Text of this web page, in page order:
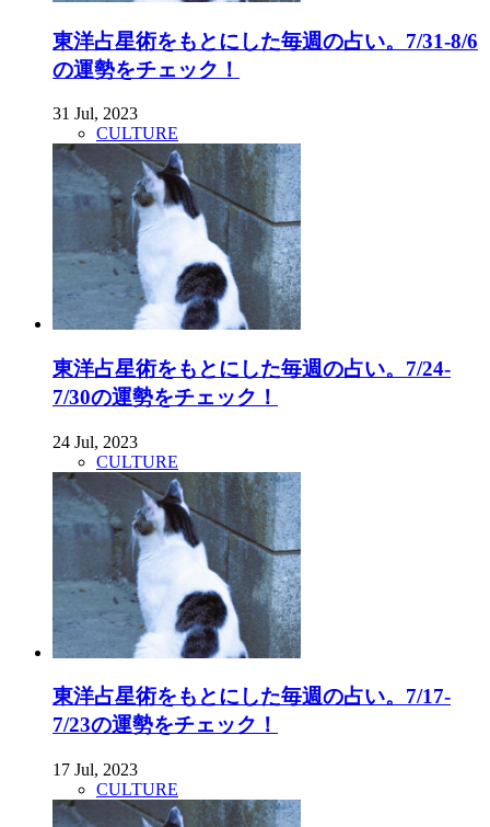
東洋占星術をもとにした毎週の占い。7/31-8/6
の運勢をチェック！
31 Jul, 2023
CULTURE
東洋占星術をもとにした毎週の占い。7/24-
7/30の運勢をチェック！
24 Jul, 2023
CULTURE
東洋占星術をもとにした毎週の占い。7/17-
7/23の運勢をチェック！
17 Jul, 2023
CULTURE